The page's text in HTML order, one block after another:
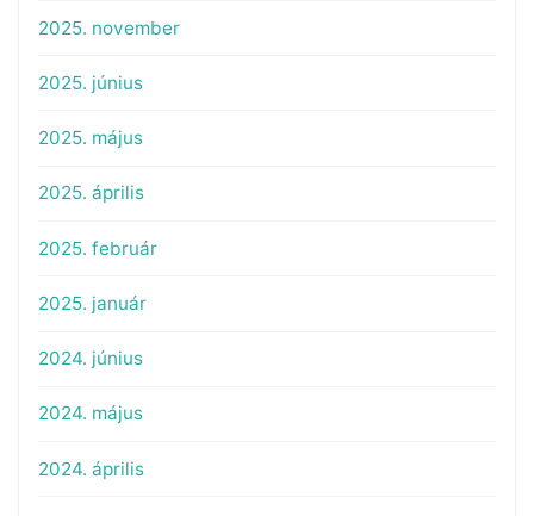
2025. november
2025. június
2025. május
2025. április
2025. február
2025. január
2024. június
2024. május
2024. április